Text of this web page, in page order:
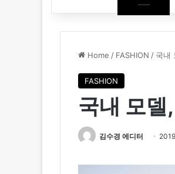
Home / FASHION / 국내
FASHION
국내 모델
김수경 에디터